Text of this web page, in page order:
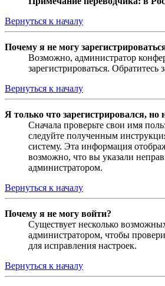
Вернуться к началу
Почему я не могу
Возможно, администратор
зарегистрироваться.
Вернуться к началу
Я только что зарегистрировался, но
Сначала проверьте свои имя
следуйте полученным
систему. Эта информация
возможно, что вы указали
администратором.
Вернуться к началу
Почему я не могу войти?
Существует несколько
администратором, чтобы
для исправления настроек.
Вернуться к началу